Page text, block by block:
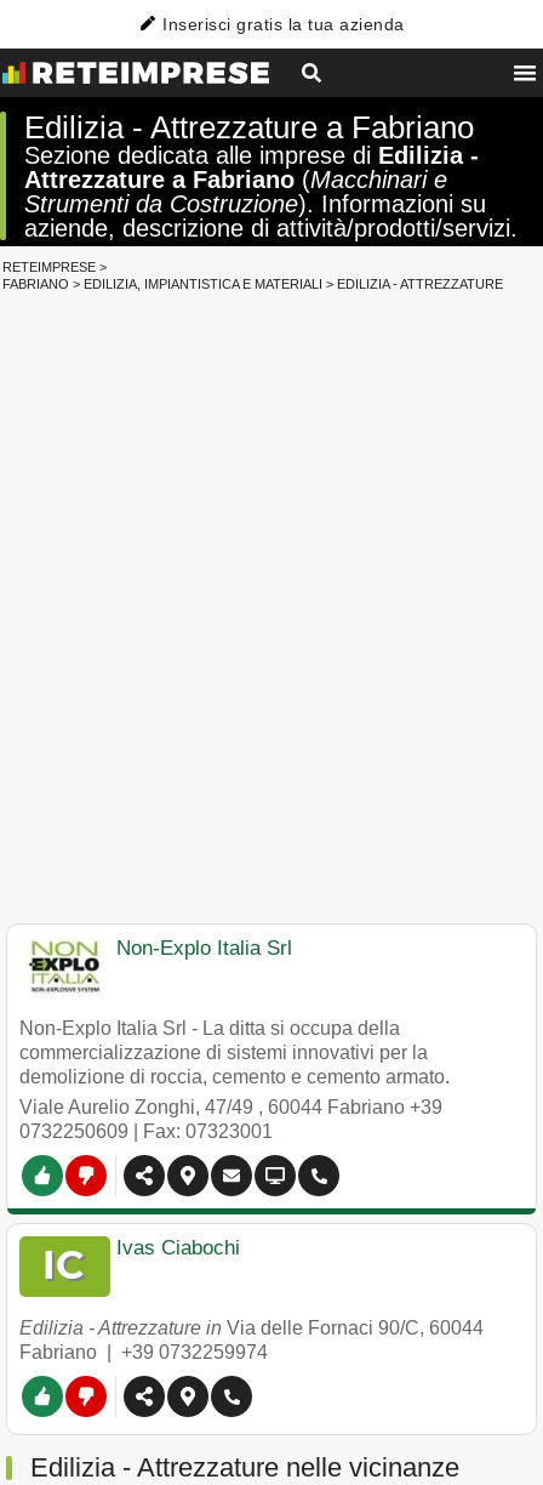
Inserisci gratis la tua azienda
Edilizia - Attrezzature a Fabriano
Sezione dedicata alle imprese di Edilizia -
Attrezzature a Fabriano (Macchinari e
Strumenti da Costruzione). Informazioni su
aziende, descrizione di attività/prodotti/servizi.
RETEIMPRESE >
FABRIANO > EDILIZIA, IMPIANTISTICA E MATERIALI > EDILIZIA - ATTREZZATURE
Non-Explo Italia Srl
Non-Explo Italia Srl - La ditta si occupa della
commercializzazione di sistemi innovativi per la
demolizione di roccia, cemento e cemento armato.
Viale Aurelio Zonghi, 47/49 , 60044 Fabriano +39
0732250609 | Fax: 07323001
Ivas Ciabochi
Edilizia - Attrezzature in Via delle Fornaci 90/C, 60044
Fabriano
+39 0732259974
Edilizia - Attrezzature nelle vicinanze